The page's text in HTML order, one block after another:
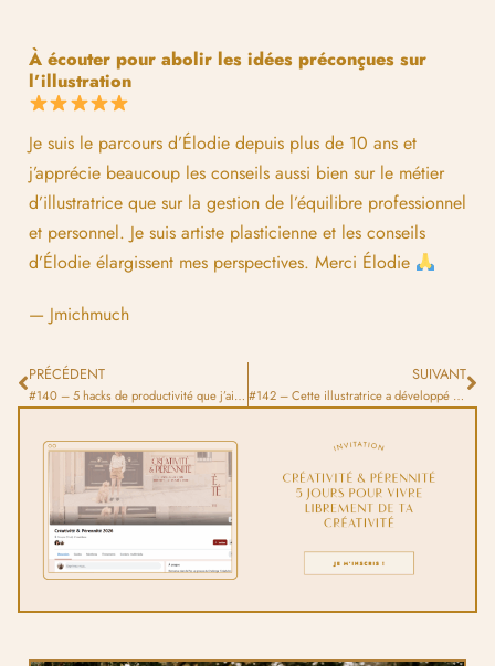
À écouter pour abolir les idées préconçues sur
l’illustration
Je suis le parcours d’Élodie depuis plus de 10 ans et
j’apprécie beaucoup les conseils aussi bien sur le métier
d’illustratrice que sur la gestion de l’équilibre professionnel
et personnel. Je suis artiste plasticienne et les conseils
d’Élodie élargissent mes perspectives. Merci Élodie
— Jmichmuch
PRÉCÉDENT
#140 – 5 hacks de productivité que j’ai adoptés récemment
SUIVANT
#142 – Cette illustratrice a développé un univers coloré et solaire inspiré de la Méditerranée